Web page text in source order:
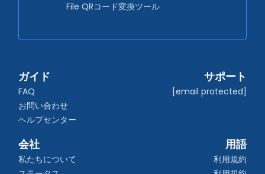
File QRコード変換ツール
ガイド
FAQ
お問い合わせ
ヘルプセンター
サポート
[email protected]
会社
私たちについて
用語
利用規約